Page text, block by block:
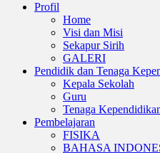
Profil
Home
Visi dan Misi
Sekapur Sirih
GALERI
Pendidik dan Tenaga
Kepala Sekolah
Guru
Tenaga
Pembelajaran
FISIKA
BAHASA